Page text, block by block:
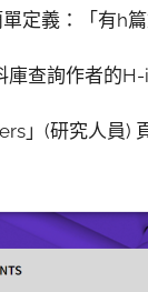
定義：「有h
查詢作者的H-
」(研究人員)